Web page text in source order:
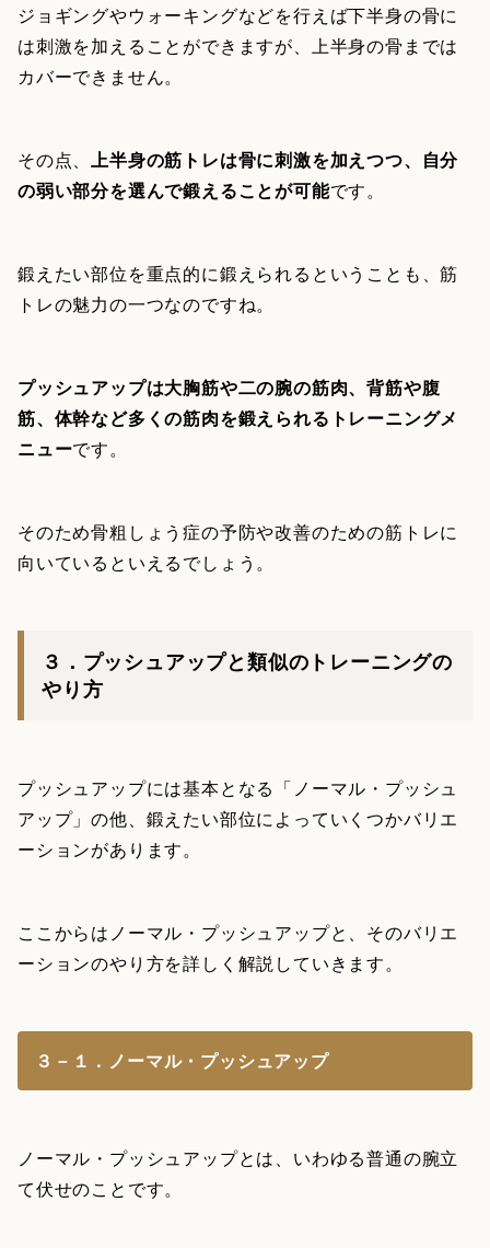
ジョギングやウォーキングなどを行えば下半身の骨に
は刺激を加えることができますが、上半身の骨までは
カバーできません。
その点、上半身の筋トレは骨に刺激を加えつつ、自分
の弱い部分を選んで鍛えることが可能です。
鍛えたい部位を重点的に鍛えられるということも、筋
トレの魅力の一つなのですね。
プッシュアップは大胸筋や二の腕の筋肉、背筋や腹
筋、体幹など多くの筋肉を鍛えられるトレーニングメ
ニューです。
そのため骨粗しょう症の予防や改善のための筋トレに
向いているといえるでしょう。
３．プッシュアップと類似のトレーニングの
やり方
プッシュアップには基本となる「ノーマル・プッシュ
アップ」の他、鍛えたい部位によっていくつかバリエ
ーションがあります。
ここからはノーマル・プッシュアップと、そのバリエ
ーションのやり方を詳しく解説していきます。
３－１．ノーマル・プッシュアップ
ノーマル・プッシュアップとは、いわゆる普通の腕立
て伏せのことです。